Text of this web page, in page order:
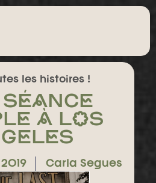
les histoires !
séance
à Los
Carla Segues